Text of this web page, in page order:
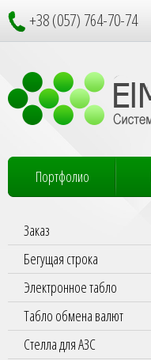
+38 (057) 764-70-74
Портфолио
Заказ
Бегущая строка
Электронное табло
Табло обмена валют
Стелла для АЗС